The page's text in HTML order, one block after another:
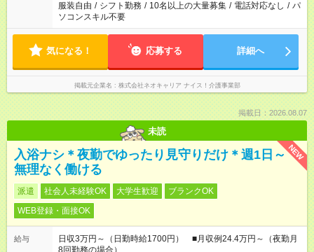
服装自由 / シフト勤務 / 10名以上の大量募集 / 電話対応なし / パ
ソコンスキル不要
気になる！ 応募する 詳細へ
掲載元企業名 株式会社ネオキャリア ナイス！介護事業部
掲載日：2026.08.07
未読
NEW
入浴ナシ＊夜勤でゆったり見守りだけ＊週1日～
無理なく働ける
派遣 社会人未経験OK 大学生歓迎
ブランクOK
WEB登録・面接OK
給与
日収3万円～（日勤時給1700円） ■月収例24.4万円～（夜勤月
8回勤務の場合）